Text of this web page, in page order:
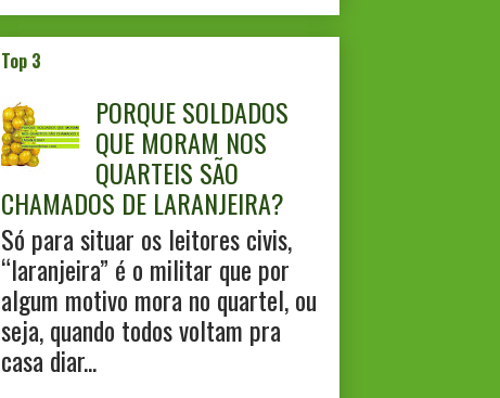
Top 3
PORQUE SOLDADOS
QUE MORAM NOS
QUARTEIS SÃO
CHAMADOS DE LARANJEIRA?
Só para situar os leitores civis,
“laranjeira” é o militar que por
algum motivo mora no quartel, ou
seja, quando todos voltam pra
casa diar...